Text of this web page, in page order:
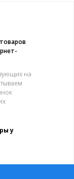
на
у